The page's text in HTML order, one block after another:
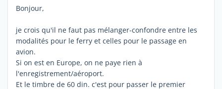
Bonjour,
je crois qu'il ne faut pas mélanger-confondre entre les
modalités pour le ferry et celles pour le passage en
avion.
Si on est en Europe, on ne paye rien à
l'enregistrement/aéroport.
Et le timbre de 60 din. c'est pour passer le premier